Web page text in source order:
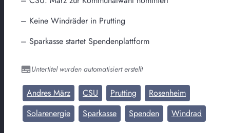
– Keine Windräder in Prutting
– Sparkasse startet Spendenplattform
Untertitel wurden automatisiert erstellt
Andres März CSU Prutting
Rosenheim
Solarenergie
Sparkasse Spenden Windrad